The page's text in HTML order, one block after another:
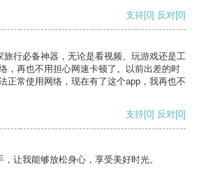
支持[0] 反对[0]
旅行必备神器，无论是看视频、玩游戏还是工
，再也不用担心网速卡顿了。以前出差的时
正常使用网络，现在有了这个app，我再也不
支持[0] 反对[0]
让我能够放松身心，享受美好时光。